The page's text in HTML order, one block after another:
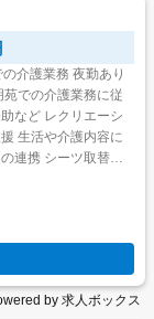
生活や介護内容に
連携 シーツ取替
by 求人ボックス